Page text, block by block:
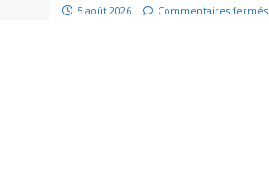
5 août 2026 Commentaires fermés